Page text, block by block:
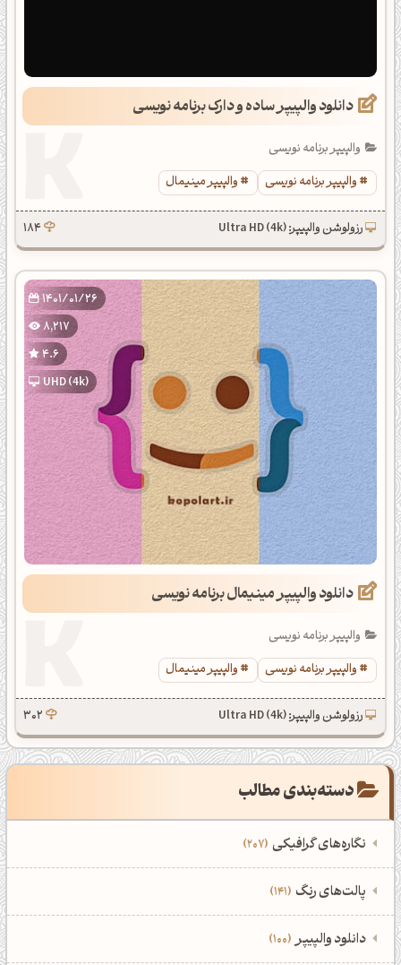
دانلود والپیپر ساده و دارک برنامه نویسی
والپیپر برنامه نویسی
والپیپر برنامه نویسی
والپیپر مینیمال
رزولوشن والپیپر: Ultra HD (4k) 184
1401/01/26
8,217
4.6
UHD (4k)
دانلود والپیپر مینیمال برنامه نویسی
والپیپر برنامه نویسی
والپیپر برنامه نویسی
والپیپر مینیمال
رزولوشن والپیپر: Ultra HD (4k) 302
دسته‌بندی مطالب
نگاره‌های گرافیکی 207
‌همه دسته‌بندی‌های نگاره‌های گرافیکی
نمایش همه نگاره‌ها
‌پالت‌های رنگ 141
‌همه دسته‌بندی‌های پالت‌های رنگ
‌دانلود والپیپر 100